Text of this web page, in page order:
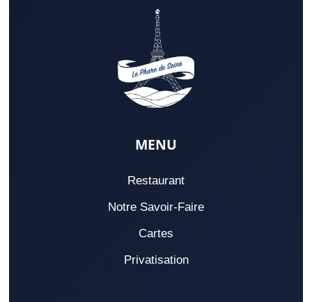
MENU
Restaurant
Notre Savoir-Faire
Cartes
Privatisation